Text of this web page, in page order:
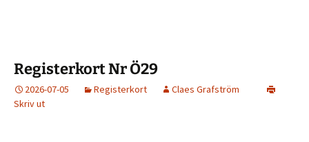
Registerkort Nr Ö29
2026-07-05 Registerkort
Claes Grafström
Skriv ut